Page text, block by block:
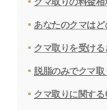
あなたのクマは
クマ取りを受け
脱脂のみでクマ
クマ取りに関す